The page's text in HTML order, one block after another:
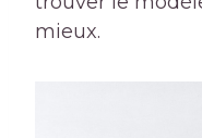
mieux.